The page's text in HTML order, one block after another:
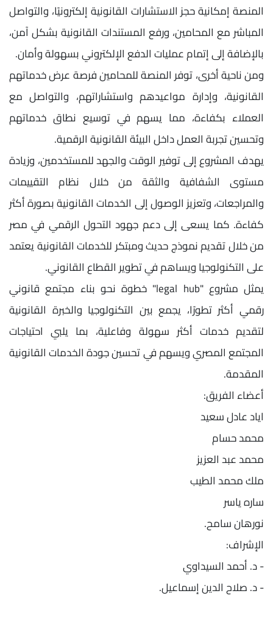
المنصة إمكانية حجز الاستشارات القانونية إلكترونيًا، والتواصل
المباشر مع المحامين، ورفع المستندات القانونية بشكل آمن،
بالإضافة إلى إتمام عمليات الدفع الإلكتروني بسهولة وأمان.
ومن ناحية أخرى، توفر المنصة للمحامين فرصة عرض خدماتهم
القانونية، وإدارة مواعيدهم واستشاراتهم، والتواصل مع
العملاء بكفاءة، مما يسهم في توسيع نطاق خدماتهم
وتحسين تجربة العمل داخل البيئة القانونية الرقمية.
يهدف المشروع إلى توفير الوقت والجهد للمستخدمين، وزيادة
مستوى الشفافية والثقة من خلال نظام التقييمات
والمراجعات، وتعزيز الوصول إلى الخدمات القانونية بصورة أكثر
كفاءة. كما يسعى إلى دعم جهود التحول الرقمي في مصر
من خلال تقديم نموذج حديث ومبتكر للخدمات القانونية يعتمد
على التكنولوجيا ويساهم في تطوير القطاع القانوني.
يمثل مشروع "legal hub" خطوة نحو بناء مجتمع قانوني
رقمي أكثر تطورًا، يجمع بين التكنولوجيا والخبرة القانونية
لتقديم خدمات أكثر سهولة وفاعلية، بما يلبي احتياجات
المجتمع المصري ويسهم في تحسين جودة الخدمات القانونية
المقدمة.
أعضاء الفريق:
اياد عادل سعيد
محمد حسام
محمد عبد العزيز
ملك محمد الطيب
ساره ياسر
نورهان سامح.
الإشراف:
- د. أحمد السيداوي
- د. صلاح الدين إسماعيل.